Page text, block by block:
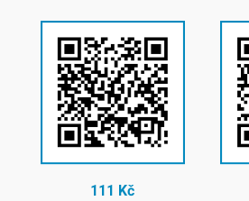
111 Kč